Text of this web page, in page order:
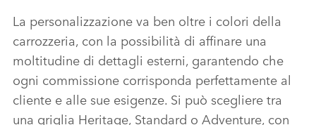
La personalizzazione va ben oltre i colori della
carrozzeria, con la possibilità di affinare una
moltitudine di dettagli esterni, garantendo che
ogni commissione corrisponda perfettamente al
cliente e alle sue esigenze. Si può scegliere tra
una griglia Heritage, Standard o Adventure, con